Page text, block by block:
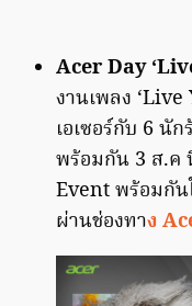
Acer Day
งานเพลง
เอเซอร์กับ 6 นั
พร้อมกัน 3 ส.ค
Event พร้อมกัน
ผ่านช่องทาง